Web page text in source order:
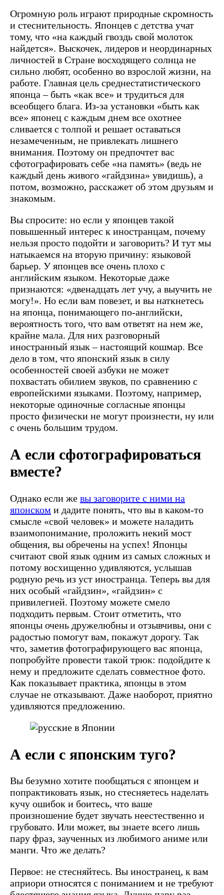
Огромную роль играют природные скромность
и стеснительность. Японцев с детства учат
тому, что «на каждый гвоздь свой молоток
найдется». Выскочек, лидеров и неординарных
личностей в Стране восходящего солнца не
сильно любят, особенно во взрослой жизни, на
работе. Главная цель среднестатистического
японца – быть «как все» и трудиться для
всеобщего блага. Из-за установки «быть как
все» японец с каждым днем все охотнее
сливается с толпой и решает оставаться
незамеченным, не привлекать лишнего
внимания. Поэтому он предпочтет вас
сфотографировать себе «на память» (ведь не
каждый день живого «гайдзина» увидишь), а
потом, возможно, расскажет об этом друзьям и
знакомым.
Вы спросите: но если у японцев такой
повышенный интерес к иностранцам, почему
нельзя просто подойти и заговорить? И тут мы
натыкаемся на вторую причину: языковой
барьер. У японцев все очень плохо с
английским языком. Некоторые даже
признаются: «двенадцать лет учу, а выучить не
могу!». Но если вам повезет, и вы наткнетесь
на японца, понимающего по-английски,
вероятность того, что вам ответят на нем же,
крайне мала. Для них разговорный
иностранный язык – настоящий кошмар. Все
дело в том, что японский язык в силу
особенностей своей азбуки не может
похвастать обилием звуков, по сравнению с
европейскими языками. Поэтому, например,
некоторые одиночные согласные японцы
просто физически не могут произнести, ну или
с очень большим трудом.
А если сфотографироваться
вместе?
Однако если же вы заговорите с ними на
японском и дадите понять, что вы в каком-то
смысле «свой человек» и можете наладить
взаимопонимание, проложить некий мост
общения, вы обречены на успех! Японцы
считают свой язык одним из самых сложных и
потому восхищенно удивляются, услышав
родную речь из уст иностранца. Теперь вы для
них особый «гайдзин», «гайдзин» с
привилегией. Поэтому можете смело
подходить первым. Стоит отметить, что
японцы очень дружелюбны и отзывчивы, они с
радостью помогут вам, покажут дорогу. Так
что, заметив фотографирующего вас японца,
попробуйте провести такой трюк: подойдите к
нему и предложите сделать совместное фото.
Как показывает практика, японцы в этом
случае не отказывают. Даже наоборот, приятно
удивляются предложению.
А если с японским туго?
Вы безумно хотите пообщаться с японцем и
попрактиковать язык, но стесняетесь наделать
кучу ошибок и боитесь, что ваше
произношение будет звучать неестественно и
грубовато. Или может, вы знаете всего лишь
пару фраз, заученных из любимого аниме или
манги. Что же делать?
Первое: не стесняйтесь. Вы иностранец, к вам
априори относятся с пониманием и не требуют